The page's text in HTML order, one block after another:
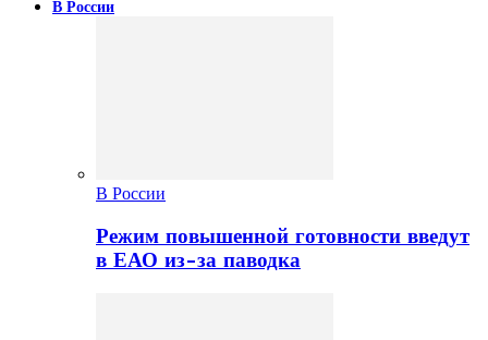
В России
В России
Режим повышенной готовности введут
в ЕАО из-за паводка